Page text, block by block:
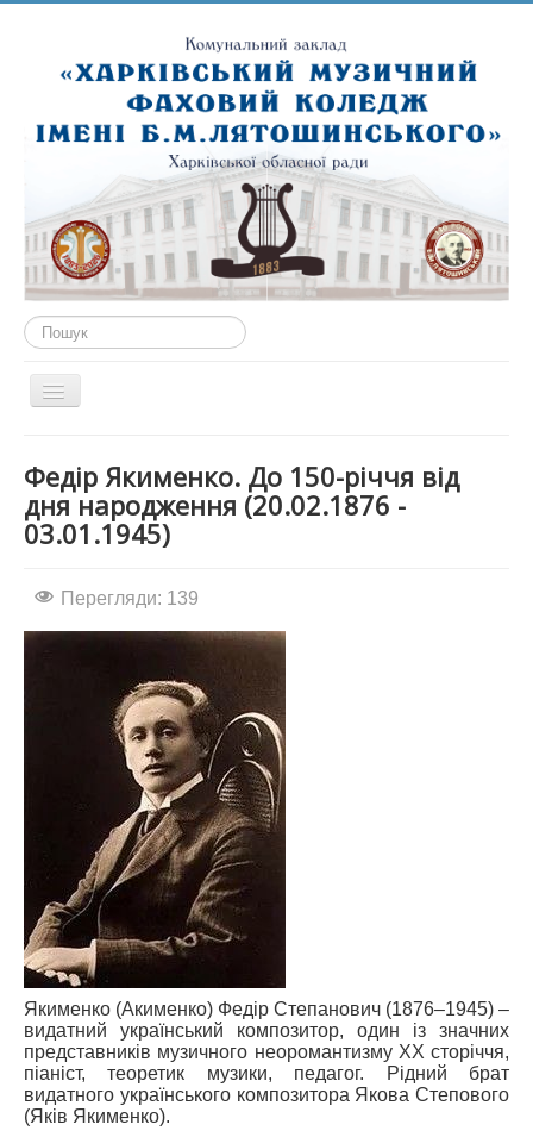
Пошук...
Перемикач
ПРО НАС
ПУБЛІЧНА ІНФОРМАЦІЯ
СТУДЕНТУ
НАВЧАЛЬНО-ВИХОВНА РОБОТА
МИСТЕЦЬКІ ПРОЄКТИ
БІБЛІОТЕКА, ФОНОТЕКА
МИСТЕЦЬКА ШКОЛА ПРИ ХМФК
Федір Якименко. До 150-річчя від
дня народження (20.02.1876 -
03.01.1945)
Перегляди: 139
Якименко (Акименко) Федір Степанович (1876–1945) –
видатний український композитор, один із значних
представників музичного неоромантизму ХХ сторіччя,
піаніст, теоретик музики, педагог. Рідний брат
видатного українського композитора Якова Степового
(Яків Якименко).